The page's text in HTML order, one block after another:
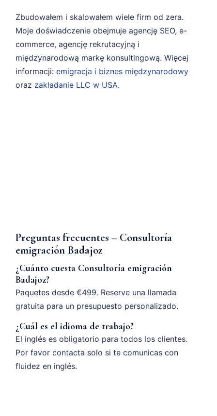
Zbudowałem i skalowałem wiele firm od zera.
Moje doświadczenie obejmuje agencję SEO, e-
commerce, agencję rekrutacyjną i
międzynarodową markę konsultingową. Więcej
informacji: emigracja i biznes międzynarodowy
oraz zakładanie LLC w USA.
Preguntas frecuentes – Consultoría
emigración Badajoz
¿Cuánto cuesta Consultoría emigración
Badajoz?
Paquetes desde €499. Reserve una llamada
gratuita para un presupuesto personalizado.
¿Cuál es el idioma de trabajo?
El inglés es obligatorio para todos los clientes.
Por favor contacta solo si te comunicas con
fluidez en inglés.